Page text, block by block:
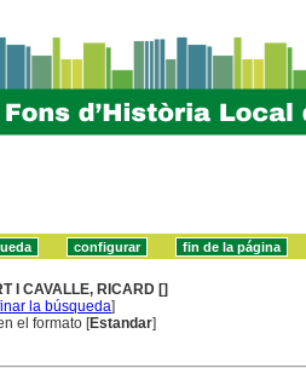
I CAVALLE, RICARD []
la búsqueda]
el formato [Estandar]